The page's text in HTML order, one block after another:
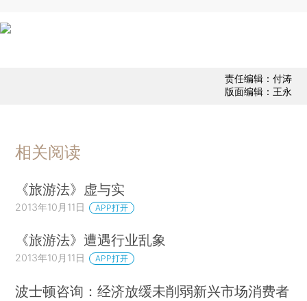
责任编辑：付涛
版面编辑：王永
相关阅读
《旅游法》虚与实
2013年10月11日 APP打开
《旅游法》遭遇行业乱象
2013年10月11日 APP打开
波士顿咨询：经济放缓未削弱新兴市场消费者